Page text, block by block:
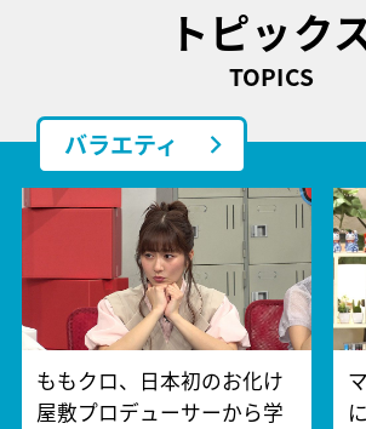
トピック
TOPICS
バラエティ
ももクロ、日本初のお化け
屋敷プロデューサーから学